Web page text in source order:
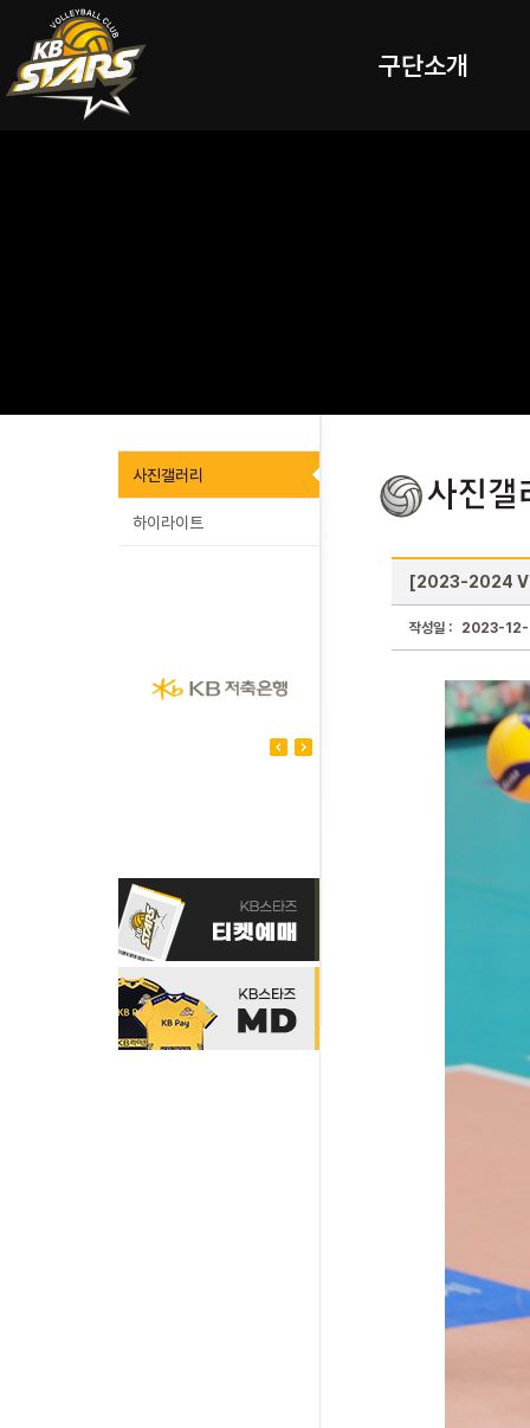
구단소개
사진갤러리
하이라이트
[2023-2024 V
작성일 : 2023-